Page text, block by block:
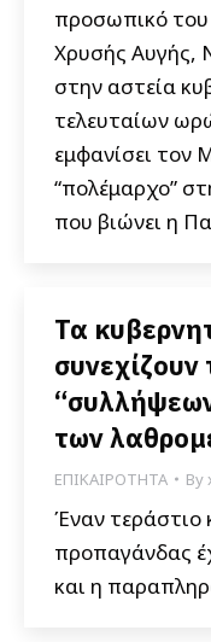
προσωπικό του
Χρυσής Αυγής,
στην αστεία
τελευταίων
εμφανίσει
“πολέμαρχο”
που βιώνει η
Τα
των
ΕΠΙΚΑΙΡΟΤΗΤΑ By
Έναν τεράστιο
προπαγάνδας
και η